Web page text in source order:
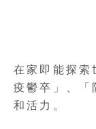
在家即能探索
疫鬱卒」、「
和活力。